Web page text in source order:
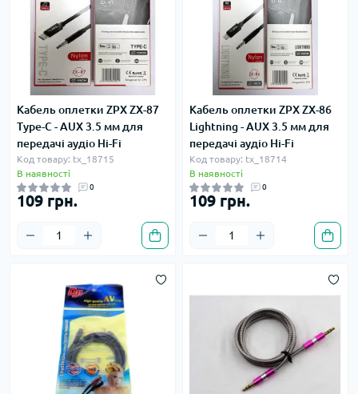
Кабель оплетки ZPX ZX-87
Type-C - AUX 3.5 мм для
передачі аудіо Hi-Fi
Код товару: tx_18715
В наявності
0
109 грн.
Кабель оплетки ZPX ZX-86
Lightning - AUX 3.5 мм для
передачі аудіо Hi-Fi
Код товару: tx_18714
В наявності
0
109 грн.